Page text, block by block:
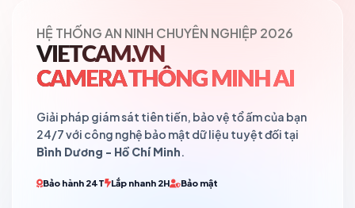
HỆ THỐNG AN NINH CHUYÊN NGHIỆP 2026
VIETCAM.VN
CAMERA THÔNG MINH AI
Giải pháp giám sát tiên tiến, bảo vệ tổ ấm của bạn
24/7 với công nghệ bảo mật dữ liệu tuyệt đối tại
Bình Dương - Hồ Chí Minh.
Bảo hành 24T Lắp nhanh 2H Bảo mật